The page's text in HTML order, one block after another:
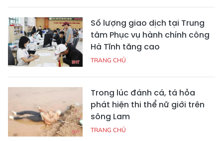
Số lượng giao dịch tại Trung
tâm Phục vụ hành chính công
Hà Tĩnh tăng cao
TRANG CHỦ
Trong lúc đánh cá, tá hỏa
phát hiện thi thể nữ giới trên
sông Lam
TRANG CHỦ